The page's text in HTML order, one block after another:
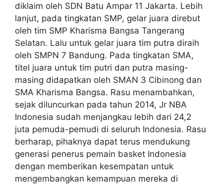
diklaim oleh SDN Batu Ampar 11 Jakarta. Lebih
lanjut, pada tingkatan SMP, gelar juara direbut
oleh tim SMP Kharisma Bangsa Tangerang
Selatan. Lalu untuk gelar juara tim putra diraih
oleh SMPN 7 Bandung. Pada tingkatan SMA,
titel juara untuk tim putri dan putra masing-
masing didapatkan oleh SMAN 3 Cibinong dan
SMA Kharisma Bangsa. Rasu menambahkan,
sejak diluncurkan pada tahun 2014, Jr NBA
Indonesia sudah menjangkau lebih dari 24,2
juta pemuda-pemudi di seluruh Indonesia. Rasu
berharap, pihaknya dapat terus mendukung
generasi penerus pemain basket Indonesia
dengan memberikan kesempatan untuk
mengembangkan kemampuan mereka di